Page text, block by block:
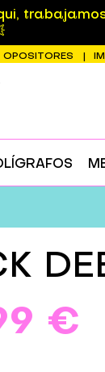
OPOSITORES
€